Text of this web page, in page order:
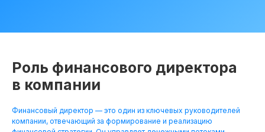
Роль финансового директора
в компании
Финансовый директор — это один из ключевых руководителей
компании, отвечающий за формирование и реализацию
Резюме